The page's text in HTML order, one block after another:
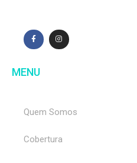
MENU
Quem Somos
Cobertura